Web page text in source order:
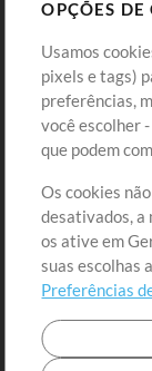
Comprar Créditos
Conteúdo Grátis
Solicite uma
Extras
Sessões
Envie seu
Playlist
MT Conference
OPÇÕES DE
Usamos
pixels e tags)
preferências,
você escolher
que podem
Os cookies
desativados, a
os ative em
suas escolhas
Preferências